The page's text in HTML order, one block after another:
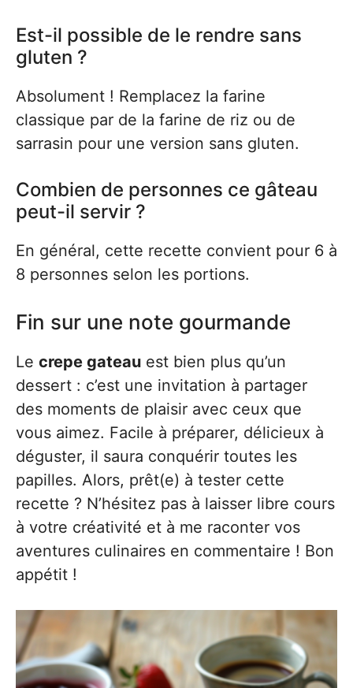
Est-il possible de le rendre sans
gluten ?
Absolument ! Remplacez la farine
classique par de la farine de riz ou de
sarrasin pour une version sans gluten.
Combien de personnes ce gâteau
peut-il servir ?
En général, cette recette convient pour 6 à
8 personnes selon les portions.
Fin sur une note gourmande
Le crepe gateau est bien plus qu’un
dessert : c’est une invitation à partager
des moments de plaisir avec ceux que
vous aimez. Facile à préparer, délicieux à
déguster, il saura conquérir toutes les
papilles. Alors, prêt(e) à tester cette
recette ? N’hésitez pas à laisser libre cours
à votre créativité et à me raconter vos
aventures culinaires en commentaire ! Bon
appétit !